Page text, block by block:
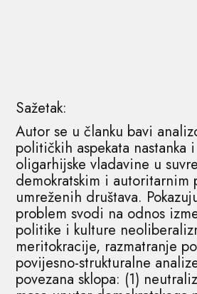
Sažetak:
Autor se u članku bavi
političkih aspekata nastanka
oligarhijske vladavine u
demokratskim i autoritarnim
umreženih društava.
problem svodi na odnos
politike i kulture
meritokracije, razmatranje
povijesno-strukturalne
povezana sklopa: (1)